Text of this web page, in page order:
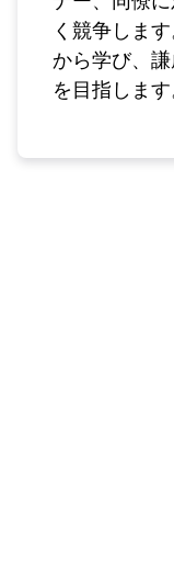
く競争しま
から学び、
を目指します